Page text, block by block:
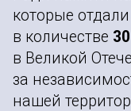
которые
в количестве
в Великой
за
нашей